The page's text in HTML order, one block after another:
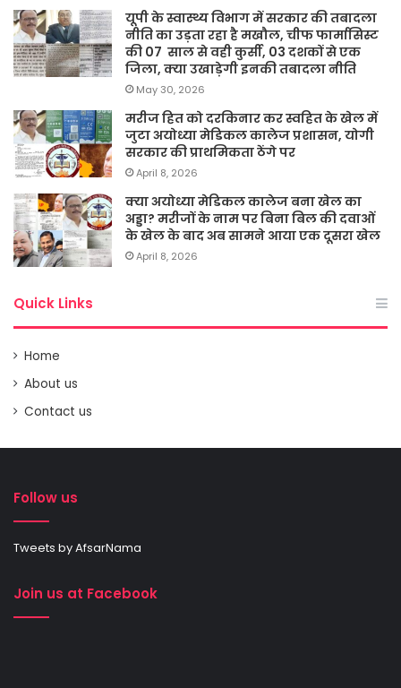
यूपी के स्वास्थ्य विभाग में सरकार की तबादला
नीति का उड़ता रहा है मखौल, चीफ फार्मासिस्ट
की 07 साल से वही कुर्सी, 03 दशकों से एक
जिला, क्या उखाड़ेगी इनकी तबादला नीति
May 30, 2026
मरीज हित को दरकिनार कर स्वहित के खेल में
जुटा अयोध्या मेडिकल कालेज प्रशासन, योगी
सरकार की प्राथमिकता ठेंगे पर
April 8, 2026
क्या अयोध्या मेडिकल कालेज बना खेल का
अड्डा? मरीजों के नाम पर बिना बिल की दवाओं
के खेल के बाद अब सामने आया एक दूसरा खेल
April 8, 2026
Quick Links
Home
About us
Contact us
Follow us
Tweets by AfsarNama
Join us at Facebook